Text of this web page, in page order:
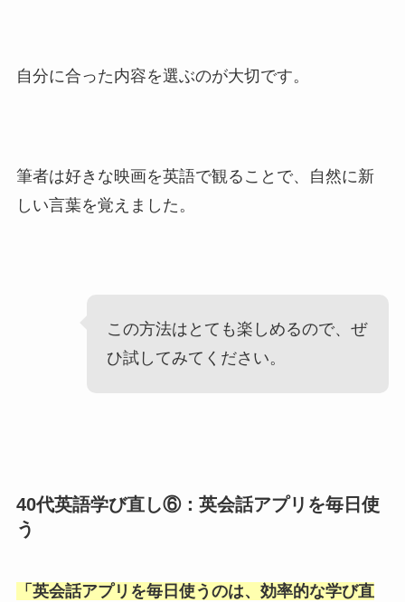
自分に合った内容を選ぶのが大切です。
筆者は好きな映画を英語で観ることで、自然に新
しい言葉を覚えました。
この方法はとても楽しめるので、ぜ
ひ試してみてください。
40代英語学び直し⑥：英会話アプリを毎日使
う
「 英会話アプリを毎日使うのは、効率的な学び直